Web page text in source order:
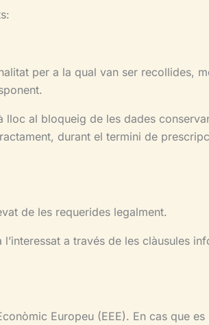
per a la qual van ser recollides,
lloc al bloqueig de les dades
durant el termini de
de les requerides legalment.
a través de les clàusules
Europeu (EEE). En cas que